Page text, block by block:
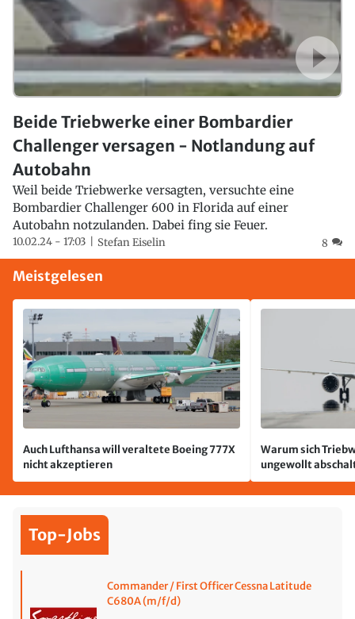
Beide Triebwerke einer Bombardier
Challenger versagen - Notlandung auf
Autobahn
Weil beide Triebwerke versagten, versuchte eine
Bombardier Challenger 600 in Florida auf einer
Autobahn notzulanden. Dabei fing sie Feuer.
10.02.24 - 17:03 Stefan Eiselin 8
Meistgelesen
Auch Lufthansa will veraltete Boeing 777X
nicht akzeptieren
Warum sich
ungewollt
passiert
Top-Jobs
Commander / First Officer Cessna Latitude
C680A (m/f/d)